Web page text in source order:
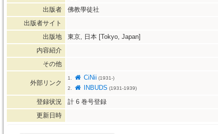
出版者
佛教學徒社
出版者サイト
出版地
東京, 日本 [Tokyo, Japan]
内容紹介
その他
外部リンク
1. CiNii (1931-)
2.
INBUDS (1931-1939)
登録状況 計 6 巻号登録
更新日時